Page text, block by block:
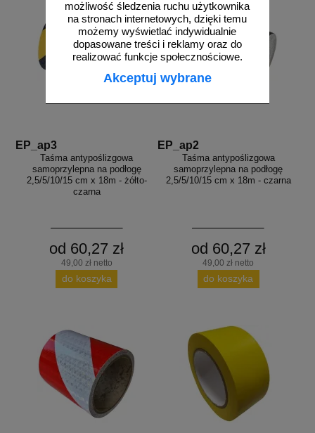
możliwość śledzenia ruchu użytkownika
na stronach internetowych, dzięki temu
możemy wyświetlać indywidualnie
dopasowane treści i reklamy oraz do
realizować funkcje społecznościowe.
Akceptuj wybrane
EP_ap3
Taśma antypoślizgowa
samoprzylepna na podłogę
2,5/5/10/15 cm x 18m - żółto-
czarna
od 60,27 zł
49,00 zł netto
do koszyka
EP_ap2
Taśma antypoślizgowa
samoprzylepna na podłogę
2,5/5/10/15 cm x 18m - czarna
od 60,27 zł
49,00 zł netto
do koszyka